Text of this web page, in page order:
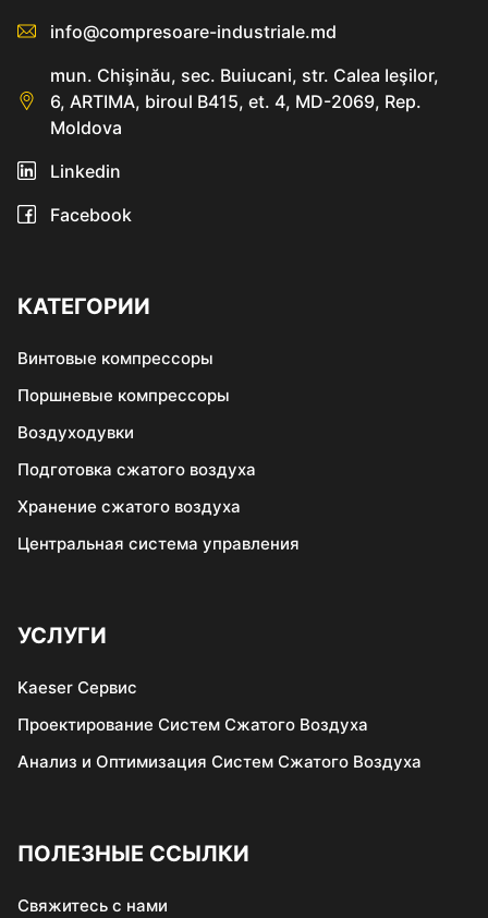
info@compresoare-industriale.md
mun. Chişinău, sec. Buiucani, str. Calea Ieşilor,
6, ARTIMA, biroul B415, et. 4, MD-2069, Rep.
Moldova
Linkedin
Facebook
КАТЕГОРИИ
Винтовые компрессоры
Поршневые компрессоры
Воздуходувки
Подготовка сжатого воздуха
Хранение сжатого воздуха
Центральная система управления
УСЛУГИ
Kaeser Сервис
Проектирование Систем Сжатого Воздуха
Анализ и Оптимизация Систем Сжатого Воздуха
ПОЛЕЗНЫЕ ССЫЛКИ
Свяжитеcь c нами